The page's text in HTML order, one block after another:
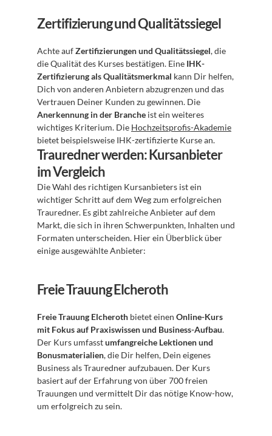
Zertifizierung und Qualitätssiegel
Achte auf Zertifizierungen und Qualitätssiegel, die
die Qualität des Kurses bestätigen. Eine IHK-
Zertifizierung als Qualitätsmerkmal kann Dir helfen,
Dich von anderen Anbietern abzugrenzen und das
Anerkennung in der Branche ist ein weiteres
wichtiges Kriterium. Die Hochzeitsprofis-Akademie
bietet beispielsweise IHK-zertifizierte Kurse an.
Trauredner werden: Kursanbieter
im Vergleich
Die Wahl des richtigen Kursanbieters ist ein
wichtiger Schritt auf dem Weg zum erfolgreichen
Trauredner. Es gibt zahlreiche Anbieter auf dem
Markt, die sich in ihren Schwerpunkten, Inhalten und
Formaten unterscheiden. Hier ein Überblick über
einige ausgewählte Anbieter:
Freie Trauung Elcheroth
Freie Trauung Elcheroth bietet einen Online-Kurs
mit Fokus auf Praxiswissen und Business-Aufbau.
Der Kurs umfasst umfangreiche Lektionen und
Bonusmaterialien, die Dir helfen, Dein eigenes
Business als Trauredner aufzubauen. Der Kurs
basiert auf der Erfahrung von über 700 freien
Trauungen und vermittelt Dir das nötige Know-how,
um erfolgreich zu sein.